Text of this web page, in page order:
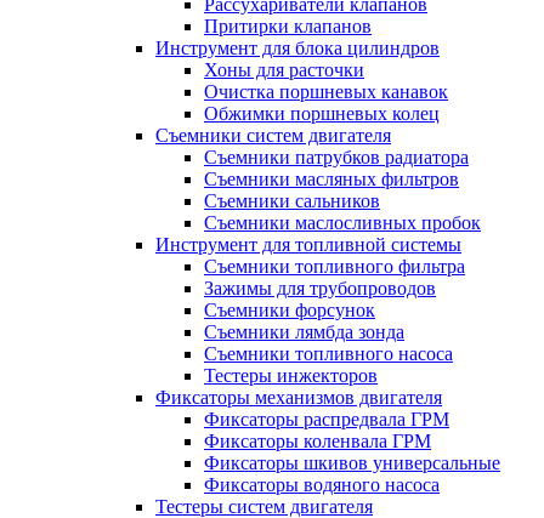
Рассухариватели клапанов
Притирки клапанов
Инструмент для блока цилиндров
Хоны для расточки
Очистка поршневых канавок
Обжимки поршневых колец
Съемники систем двигателя
Съемники патрубков радиатора
Съемники масляных фильтров
Съемники сальников
Съемники маслосливных пробок
Инструмент для топливной системы
Съемники топливного фильтра
Зажимы для трубопроводов
Съемники форсунок
Съемники лямбда зонда
Съемники топливного насоса
Тестеры инжекторов
Фиксаторы механизмов двигателя
Фиксаторы распредвала ГРМ
Фиксаторы коленвала ГРМ
Фиксаторы шкивов универсальные
Фиксаторы водяного насоса
Тестеры систем двигателя